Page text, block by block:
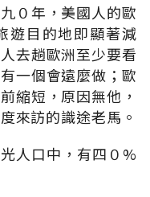
０年，美國人的歐
遊目的地即顯著減
去趟歐洲至少要看
一個會遠麼做；歐
縮短，原因無他，
來訪的識途老馬。
人口中，有四０%